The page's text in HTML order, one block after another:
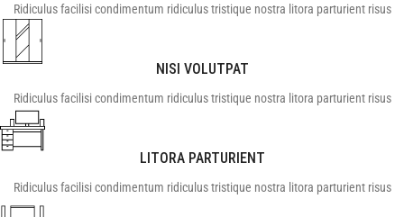
Ridiculus facilisi condimentum ridiculus tristique nostra litora parturient risus
NISI VOLUTPAT
Ridiculus facilisi condimentum ridiculus tristique nostra litora parturient risus
LITORA PARTURIENT
Ridiculus facilisi condimentum ridiculus tristique nostra litora parturient risus